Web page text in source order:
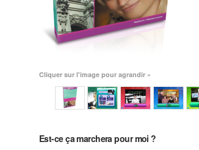
Cliquer sur l'image pour agrandir »
Est-ce ça marchera pour moi ?